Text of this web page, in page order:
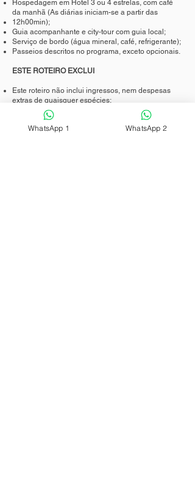
Hospedagem em Hotel 3 ou 4 estrelas, com café
da manhã (As diárias iniciam-se a partir das
12h00min);
Guia acompanhante e city-tour com guia local;
Serviço de bordo (água mineral, café, refrigerante);
Passeios descritos no programa, exceto opcionais.
ESTE ROTEIRO EXCLUI
Este roteiro não inclui ingressos, nem despesas
extras de quaisquer espécies;
OBSERVAÇÕES:
WhatsApp 1 WhatsApp 2